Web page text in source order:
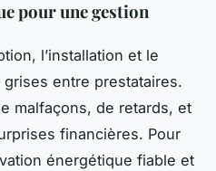
pour une gestion
l’installation et le
entre prestataires.
malfaçons, de retards, et
financières. Pour
énergétique fiable et